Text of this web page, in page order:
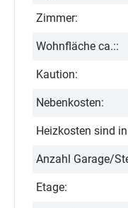
Zimmer:
Wohnfläche ca.::
Kaution:
Nebenkosten:
Heizkosten sind
Anzahl Garage/
Etage: